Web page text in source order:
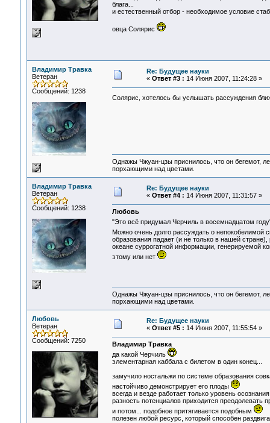
блага...
и естественный отбор - необходимое условие
овца Солярис
Владимир Травка
Ветеран
Сообщений: 1238
Re: Будущее науки
« Ответ #3 : 14 Июня 2007, 11:24:28 »
Солярис, хотелось бы услышать рассуждения
Однажы Чжуан-цзы приснилось, что он бегемот,
порхающими над цветами.
Владимир Травка
Ветеран
Сообщений: 1238
Re: Будущее науки
« Ответ #4 : 14 Июня 2007, 11:31:57 »
Любовь
"Это всё придумал Черчиль в восемнадцатом
Можно очень долго рассуждать о непокобелимой
образования падает (и не только в нашей
океане суррогатной информации, генерируемой
этому или нет
Однажы Чжуан-цзы приснилось, что он бегемот,
порхающими над цветами.
Любовь
Ветеран
Сообщений: 7250
Re: Будущее науки
« Ответ #5 : 14 Июня 2007, 11:55:54 »
Владимир Травка
да какой Черчиль
элементарная каббала с билетом в один конец...
замучило ностальжи по системе образования
настойчиво демонстрирует его плоды
всегда и везде работает только уровень
разность потенциалов приходится преодолевать
и потом... подобное притягивается подобным
полезен любой ресурс, который способен